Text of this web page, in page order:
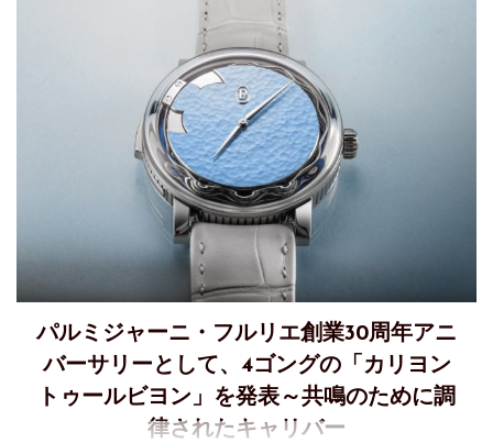
パルミジャーニ・フルリエ創業30周年アニ
バーサリーとして、4ゴングの「カリヨン
トゥールビヨン」を発表～共鳴のために調
律されたキャリバー